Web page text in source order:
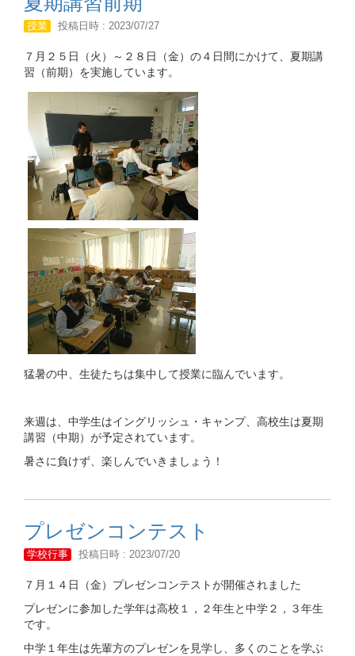
授業 投稿日時 : 2023/07/27
７月２５日（火）～２８日（金）の４日間にかけて、夏期講
習（前期）を実施しています。
猛暑の中、生徒たちは集中して授業に臨んでいます。
来週は、中学生はイングリッシュ・キャンプ、高校生は夏期
講習（中期）が予定されています。
暑さに負けず、楽しんでいきましょう！
プレゼンコンテスト
学校行事 投稿日時 : 2023/07/20
７月１４日（金）プレゼンコンテストが開催されました
プレゼンに参加した学年は高校１，２年生と中学２，３年生
です。
中学１年生は先輩方のプレゼンを見学し、多くのことを学ぶ